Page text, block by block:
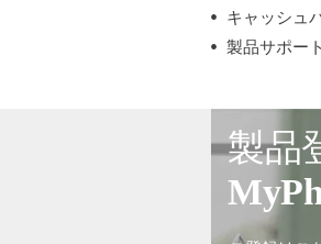
キャッシュ
製品サポー
製品